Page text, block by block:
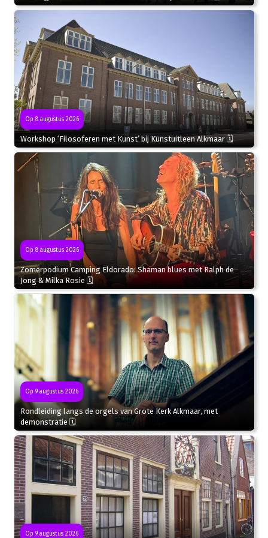
Op 8 augustus 2026
Workshop ‘Filosoferen met Kunst’ bij Kunstuitleen Alkmaar 🗓
Op 8 augustus 2026
Zomerpodium Camping Eldorado: Shaman blues met Ralph de
Jong & Milka Rosie 🗓
Op 9 augustus 2026
Rondleiding langs de orgels van Grote Kerk Alkmaar, met
demonstratie 🗓
Op 9 augustus 2026